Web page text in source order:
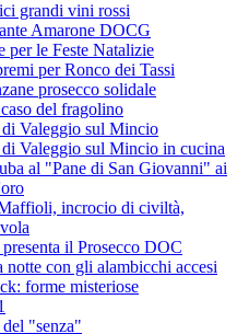
grandi vini rossi
Amarone DOCG
per le Feste Natalizie
per Ronco dei Tassi
prosecco solidale
del fragolino
Valeggio sul Mincio
Valeggio sul Mincio in cucina
al "Pane di San Giovanni" ai
incrocio di civiltà,
il Prosecco DOC
notte con gli alambicchi accesi
forme misteriose
"senza"